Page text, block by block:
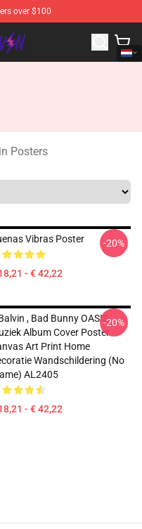
over $100
Merchandise Shop
Posters
Vibras Poster
- € 42,22
-20%
, Bad Bunny OASIS
Album Cover Poster
Art Print Home
Wandschildering (No
AL2405
- € 42,22
-20%